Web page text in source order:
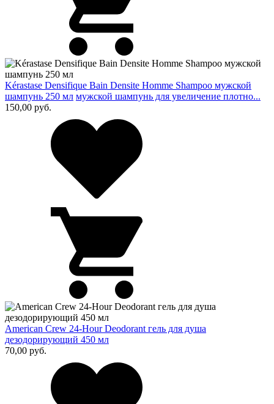
Kérastase Densifique Bain Densite Homme Shampoo мужской
шампунь 250 мл мужской шампунь для увеличение плотно...
150,00 руб.
American Crew 24-Hour Deodorant гель для душа
дезодорирующий 450 мл
70,00 руб.